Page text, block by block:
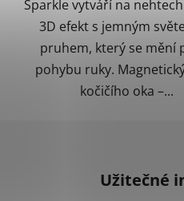
Sparkle vytváří na
3D efekt s jemným
pruhem, který se mění
pohybu ruky.
kočičího oka –...
Užitečné